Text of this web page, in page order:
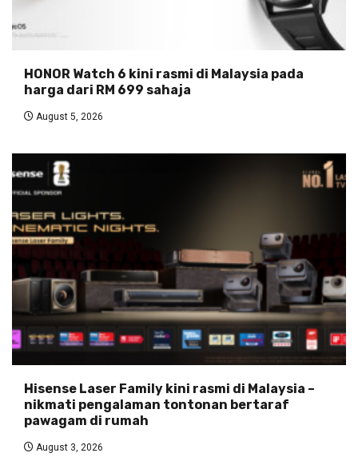
HONOR Watch 6 kini rasmi di Malaysia pada
harga dari RM 699 sahaja
August 5, 2026
Hisense Laser Family kini rasmi di Malaysia –
nikmati pengalaman tontonan bertaraf
pawagam di rumah
August 3, 2026